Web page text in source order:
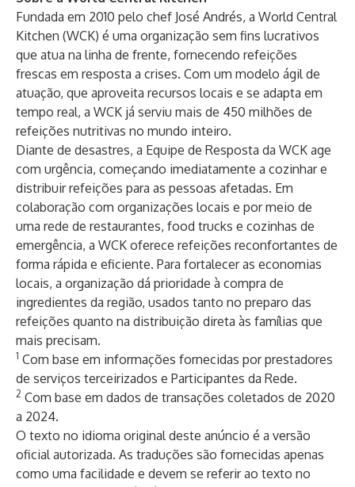
Fundada em 2010 pelo chef José Andrés, a World Central
Kitchen (WCK) é uma organização sem fins lucrativos
que atua na linha de frente, fornecendo refeições
frescas em resposta a crises. Com um modelo ágil de
atuação, que aproveita recursos locais e se adapta em
tempo real, a WCK já serviu mais de 450 milhões de
refeições nutritivas no mundo inteiro.
Diante de desastres, a Equipe de Resposta da WCK age
com urgência, começando imediatamente a cozinhar e
distribuir refeições para as pessoas afetadas. Em
colaboração com organizações locais e por meio de
uma rede de restaurantes, food trucks e cozinhas de
emergência, a WCK oferece refeições reconfortantes de
forma rápida e eficiente. Para fortalecer as economias
locais, a organização dá prioridade à compra de
ingredientes da região, usados tanto no preparo das
refeições quanto na distribuição direta às famílias que
mais precisam.
1 Com base em informações fornecidas por prestadores
de serviços terceirizados e Participantes da Rede.
2 Com base em dados de transações coletados de 2020
a 2024.
O texto no idioma original deste anúncio é a versão
oficial autorizada. As traduções são fornecidas apenas
como uma facilidade e devem se referir ao texto no